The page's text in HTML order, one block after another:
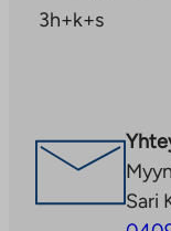
3h+k+s
Sari